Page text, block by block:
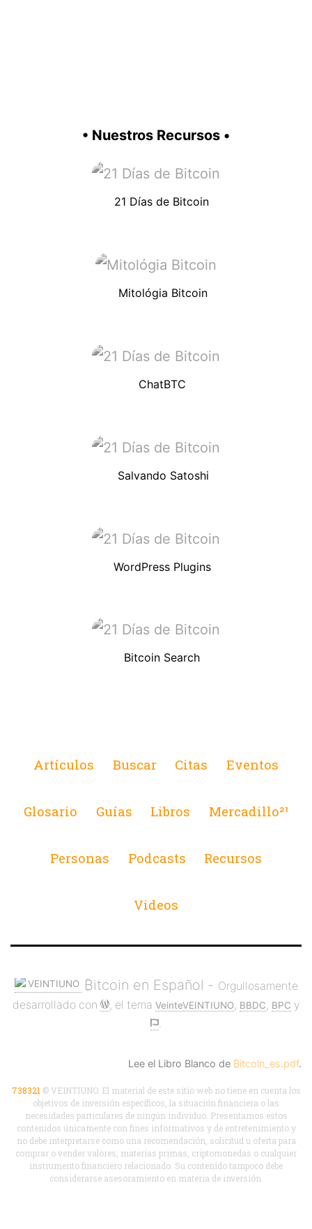
• Nuestros Recursos •
21 Días de Bitcoin
Mitológia Bitcoin
ChatBTC
Salvando Satoshi
WordPress Plugins
Bitcoin Search
Artículos Buscar Citas Eventos
Glosario Guías Libros Mercadillo²¹
Personas Podcasts Recursos
Videos
₿itcoin en Español - Orgullosamente
desarrollado con
, el tema VeinteVEINTIUNO, BBDC, BPC y
.
Lee el Libro Blanco de ₿itcoin_es.pdf.
738321© VEINTIUNO. El material de este sitio web no tiene en cuenta los
objetivos de inversión específicos, la situación financiera o las
necesidades particulares de ningún individuo. Presentamos estos
contenidos únicamente con fines informativos y de entretenimiento y
no debe interpretarse como una recomendación, solicitud u oferta para
comprar o vender valores, materias primas, criptomonedas o cualquier
instrumento financiero relacionado. Su contenido tampoco debe
considerarse asesoramiento en materia de inversión.